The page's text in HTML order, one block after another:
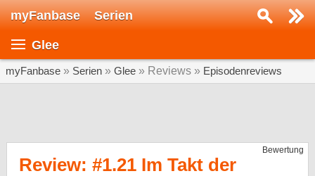
myFanbase Serien
Glee
myFanbase » Serien » Glee » Reviews » Episodenreviews
Bewertung
Review: #1.21 Im Takt der
Serie suchen...
SERIEN